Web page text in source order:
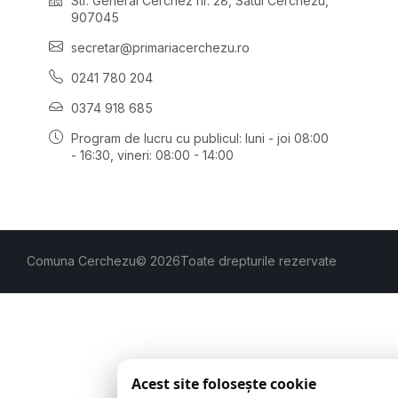
907045
secretar@primariacerchezu.ro
0241 780 204
0374 918 685
Program de lucru cu publicul: luni - joi 08:00
- 16:30 , vineri: 08:00 - 14:00
Comuna Cerchezu© 2026Toate drepturile rezervate
Acest site folosește cookie